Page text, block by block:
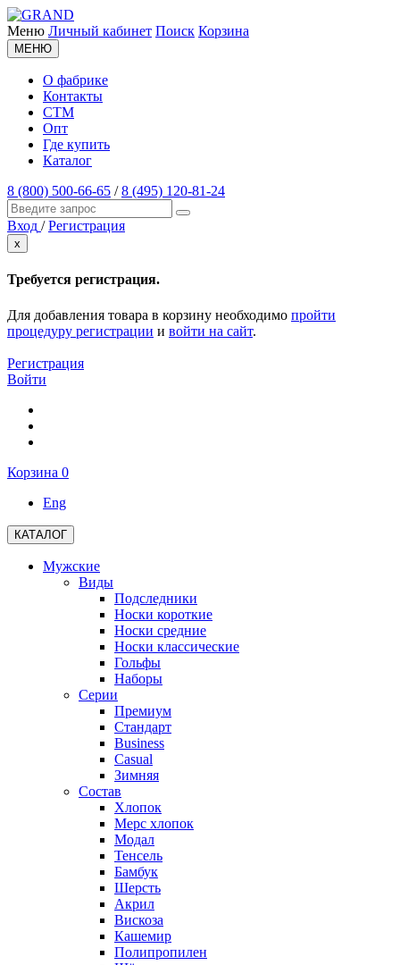
Меню Личный кабинет Поиск Корзина
МЕНЮ
О фабрике
Контакты
СТМ
Опт
Где купить
Каталог
8 (800) 500-66-65 /8 (495) 120-81-24
Вход / Регистрация
x
Требуется регистрация.
Для добавления товара в корзину необходимо пройти
процедуру регистрации и войти на сайт.
Регистрация
Войти
Корзина 0
Eng
КАТАЛОГ
Мужские
Виды
Подследники
Носки короткие
Носки средние
Носки классические
Гольфы
Наборы
Серии
Премиум
Стандарт
Business
Casual
Зимняя
Состав
Хлопок
Мерс хлопок
Модал
Тенсель
Бамбук
Шерсть
Акрил
Вискоза
Кашемир
Полипропилен